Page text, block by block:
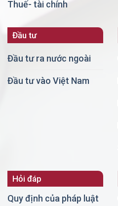
Thuế- tài chính
Đầu tư
Đầu tư ra nước ngoài
Đầu tư vào Việt Nam
Hỏi đáp
Quy định của pháp luật